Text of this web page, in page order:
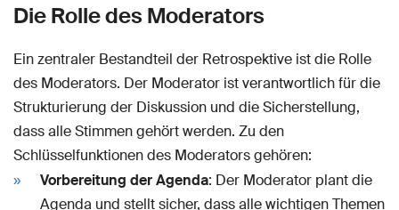
Die Rolle des Moderators
Ein zentraler Bestandteil der Retrospektive ist die Rolle
des Moderators. Der Moderator ist verantwortlich für die
Strukturierung der Diskussion und die Sicherstellung,
dass alle Stimmen gehört werden. Zu den
Schlüsselfunktionen des Moderators gehören:
Vorbereitung der Agenda: Der Moderator plant die
Agenda und stellt sicher, dass alle wichtigen Themen